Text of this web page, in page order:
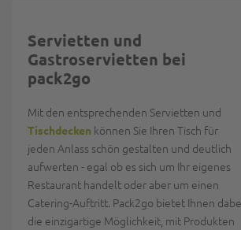
Servietten und
Gastroservietten bei
pack2go
Mit den entsprechenden Servietten und
Tischdecken können Sie Ihren Tisch für
jeden Anlass schön gestalten und deutlich
aufwerten - egal ob es sich um Ihr eigenes
Restaurant handelt oder aber um einen
Catering-Auftritt. Pack2go bietet Ihnen
die einzigartige Möglichkeit, mit Produkten